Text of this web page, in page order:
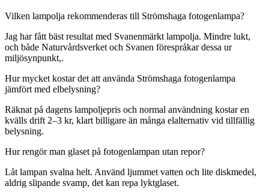
Vilken lampolja rekommenderas till Strömshaga fotogenlampa?
Jag har fått bäst resultat med Svanenmärkt lampolja. Mindre lukt,
och både Naturvårdsverket och Svanen förespråkar dessa ur
miljösynpunkt,.
Hur mycket kostar det att använda Strömshaga fotogenlampa
jämfört med elbelysning?
Räknat på dagens lampoljepris och normal användning kostar en
kvälls drift 2–3 kr, klart billigare än många elalternativ vid tillfällig
belysning.
Hur rengör man glaset på fotogenlampan utan repor?
Låt lampan svalna helt. Använd ljummet vatten och lite diskmedel,
aldrig slipande svamp, det kan repa lyktglaset.